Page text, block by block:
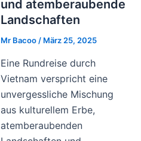
und atemberaubende
Landschaften
Mr Bacoo / März 25, 2025
Eine Rundreise durch
Vietnam verspricht eine
unvergessliche Mischung
aus kulturellem Erbe,
atemberaubenden